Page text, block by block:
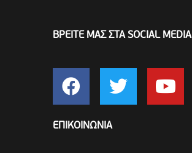
ΒΡΕΙΤΕ ΜΑΣ ΣΤΑ SOCIAL MEDIA
ΕΠΙΚΟΙΝΩΝΙΑ